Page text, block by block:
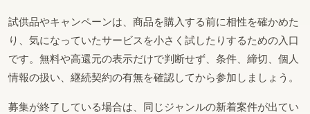
試供品やキャンペーンは、商品を購入する前に相性を確かめた
り、気になっていたサービスを小さく試したりするための入口
です。無料や高還元の表示だけで判断せず、条件、締切、個人
情報の扱い、継続契約の有無を確認してから参加しましょう。
募集が終了している場合は、同じジャンルの新着案件が出てい